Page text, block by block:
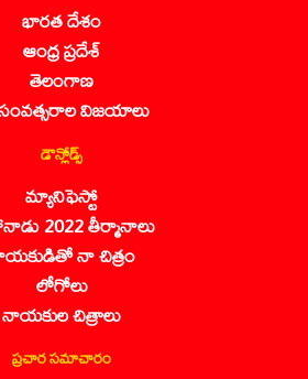
భారత దేశం
ఆంధ్ర ప్రదేశ్
తెలంగాణ
విజయాలు
డౌన్లోడ్స్
మ్యానిఫెస్టో
2022 తీర్మానాలు
నా చిత్రం
లోగోలు
నాయకుల చిత్రాలు
ప్రచార సమాచారం